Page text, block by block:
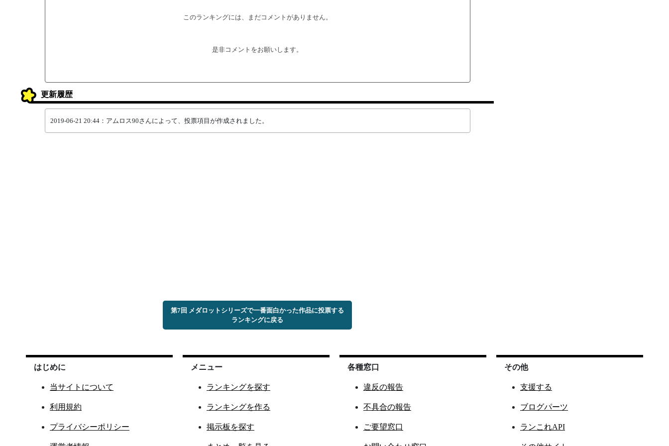
このランキングには、まだコメントがありません。
是非コメントをお願いします。
更新履歴
2019-06-21 20:44：アムロス90さんによって、投票項目が作成されました。
第7回 メダロットシリーズで一番面白かった作品に投票する
ランキングに戻る
はじめに
当サイトについて
利用規約
プライバシーポリシー
メニュー
ランキングを探す
ランキングを作る
掲示板を探す
各種窓口
違反の報告
不具合の報告
ご要望窓口
その他
支援する
ブログパーツ
ランこれAPI